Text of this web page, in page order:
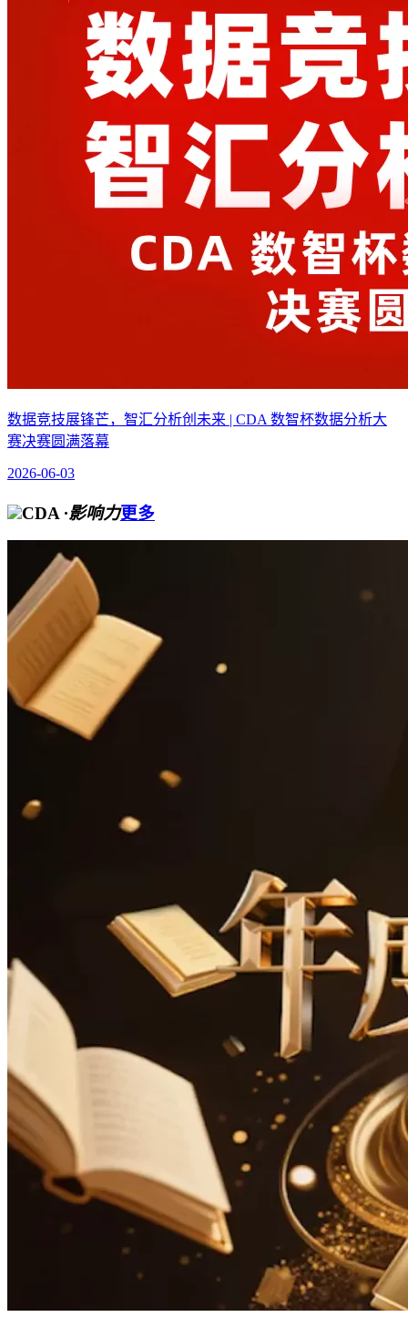
数据竞技展锋芒，智汇分析创未来 | CDA 数智杯数据分析大
赛决赛圆满落幕
2026-06-03
CDA ·影响力更多